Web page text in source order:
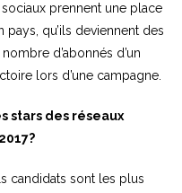
prennent une place
pays, qu’ils deviennent des
d’abonnés d’un
lors d’une campagne.
stars des réseaux
candidats sont les plus